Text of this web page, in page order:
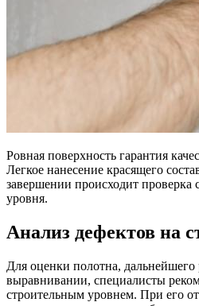
Ровная поверхность гарантия
Легкое нанесение красящего
завершении происходит проверка
уровня.
Анализ дефектов на
Для оценки полотна,
выравнивании, специалисты
строительным уровнем. При его